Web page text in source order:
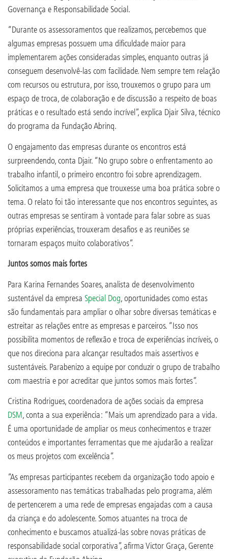
Governança e Responsabilidade Social.
“Durante os assessoramentos que realizamos, percebemos que
algumas empresas possuem uma dificuldade maior para
implementarem ações consideradas simples, enquanto outras já
conseguem desenvolvê-las com facilidade. Nem sempre tem relação
com recursos ou estrutura, por isso, trouxemos o grupo para um
espaço de troca, de colaboração e de discussão a respeito de boas
práticas e o resultado está sendo incrível”, explica Djair Silva, técnico
do programa da Fundação Abrinq.
O engajamento das empresas durante os encontros está
surpreendendo, conta Djair. “No grupo sobre o enfrentamento ao
trabalho infantil, o primeiro encontro foi sobre aprendizagem.
Solicitamos a uma empresa que trouxesse uma boa prática sobre o
tema. O relato foi tão interessante que nos encontros seguintes, as
outras empresas se sentiram à vontade para falar sobre as suas
próprias experiências, trouxeram desafios e as reuniões se
tornaram espaços muito colaborativos”.
Juntos somos mais fortes
Para Karina Fernandes Soares, analista de desenvolvimento
sustentável da empresa Special Dog, oportunidades como estas
são fundamentais para ampliar o olhar sobre diversas temáticas e
estreitar as relações entre as empresas e parceiros. “Isso nos
possibilita momentos de reflexão e troca de experiências incríveis, o
que nos direciona para alcançar resultados mais assertivos e
sustentáveis. Parabenizo a equipe por conduzir o grupo de trabalho
com maestria e por acreditar que juntos somos mais fortes”.
Cristina Rodrigues, coordenadora de ações sociais da empresa
DSM, conta a sua experiência: “Mais um aprendizado para a vida.
É uma oportunidade de ampliar os meus conhecimentos e trazer
conteúdos e importantes ferramentas que me ajudarão a realizar
os meus projetos com excelência”.
“As empresas participantes recebem da organização todo apoio e
assessoramento nas temáticas trabalhadas pelo programa, além
de pertencerem a uma rede de empresas engajadas com a causa
da criança e do adolescente. Somos atuantes na troca de
conhecimento e buscamos atualizá-las sobre novas práticas de
responsabilidade social corporativa”, afirma Victor Graça, Gerente